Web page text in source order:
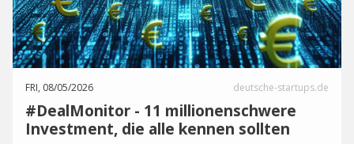
FRI, 08/05/2026 deutsche-startups.de
#DealMonitor - 11 millionenschwere
Investment, die alle kennen sollten